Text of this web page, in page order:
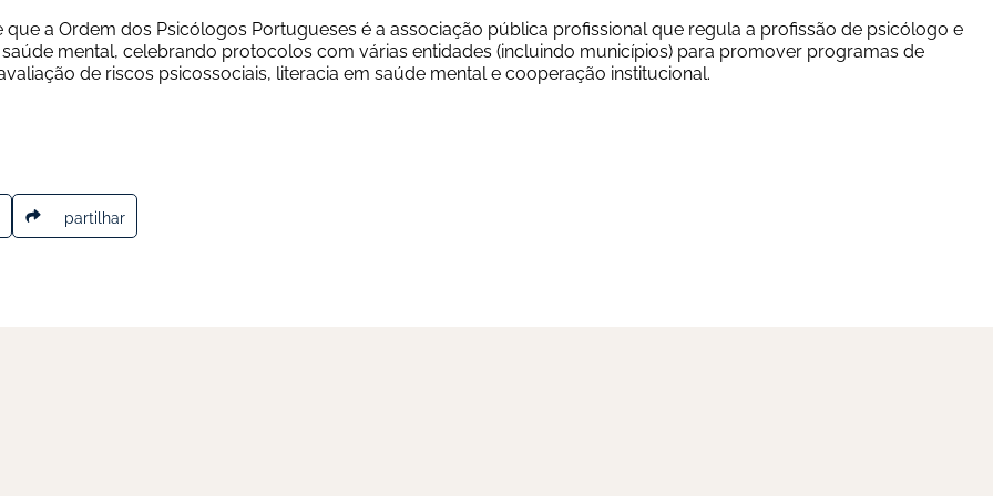
que a Ordem dos Psicólogos Portugueses é a associação pública profissional que regula a profissão de psicólogo e
mental, celebrando protocolos com várias entidades (incluindo municípios) para promover programas de
de riscos psicossociais, literacia em saúde mental e cooperação institucional.
partilhar